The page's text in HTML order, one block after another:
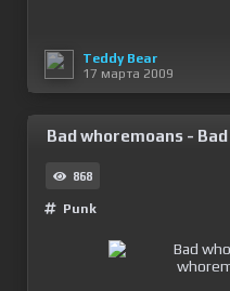
Teddy Bear
17 марта 2009
Bad whoremoans -
868
Punk